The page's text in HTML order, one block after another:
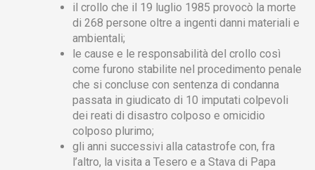
il crollo che il 19 luglio 1985 provocò la morte
di 268 persone oltre a ingenti danni materiali e
ambientali;
le cause e le responsabilità del crollo così
come furono stabilite nel procedimento penale
che si concluse con sentenza di condanna
passata in giudicato di 10 imputati colpevoli
dei reati di disastro colposo e omicidio
colposo plurimo;
gli anni successivi alla catastrofe con, fra
l’altro, la visita a Tesero e a Stava di Papa